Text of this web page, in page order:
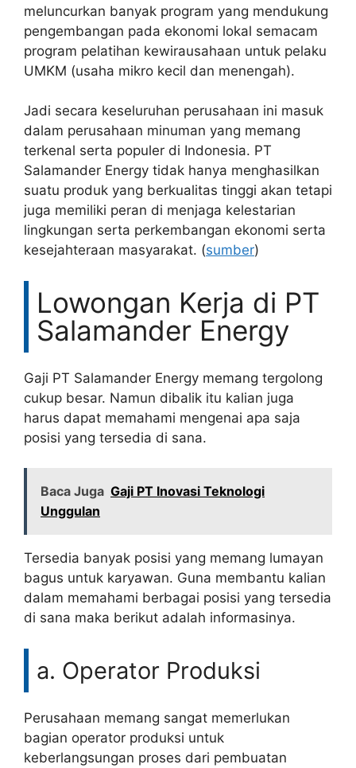
meluncurkan banyak program yang mendukung
pengembangan pada ekonomi lokal semacam
program pelatihan kewirausahaan untuk pelaku
UMKM (usaha mikro kecil dan menengah).
Jadi secara keseluruhan perusahaan ini masuk
dalam perusahaan minuman yang memang
terkenal serta populer di Indonesia. PT
Salamander Energy tidak hanya menghasilkan
suatu produk yang berkualitas tinggi akan tetapi
juga memiliki peran di menjaga kelestarian
lingkungan serta perkembangan ekonomi serta
kesejahteraan masyarakat. (sumber)
Lowongan Kerja di PT
Salamander Energy
Gaji PT Salamander Energy memang tergolong
cukup besar. Namun dibalik itu kalian juga
harus dapat memahami mengenai apa saja
posisi yang tersedia di sana.
Baca Juga Gaji PT Inovasi Teknologi
Unggulan
Tersedia banyak posisi yang memang lumayan
bagus untuk karyawan. Guna membantu kalian
dalam memahami berbagai posisi yang tersedia
di sana maka berikut adalah informasinya.
a. Operator Produksi
Perusahaan memang sangat memerlukan
bagian operator produksi untuk
keberlangsungan proses dari pembuatan